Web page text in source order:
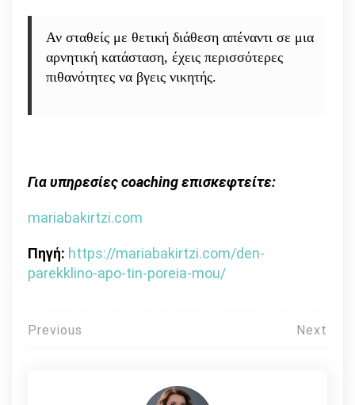
Αν σταθείς με θετική διάθεση απέναντι σε μια
αρνητική κατάσταση, έχεις περισσότερες
πιθανότητες να βγεις νικητής.
Για υπηρεσίες coaching επισκεφτείτε:
mariabakirtzi.com
Πηγή: https://mariabakirtzi.com/den-
parekklino-apo-tin-poreia-mou/
Πλοήγηση
Previous Next